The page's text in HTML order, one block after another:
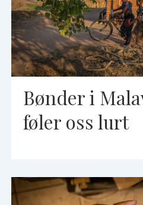
Bønder i
føler oss lurt